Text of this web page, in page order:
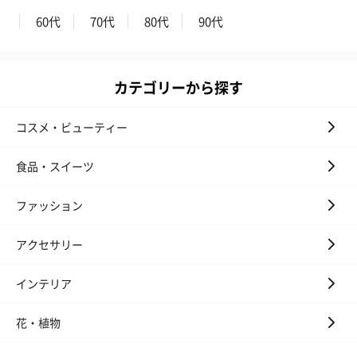
（2,390円）
ル）（1,760
紅茶・コーヒー・スイーツ
への＋αにおすすめです。
60代
70代 80代 90代
カテゴリーから探す
コスメ・ビューティー
食品・スイーツ
ファッション
アクセサリー
インテリア
花・植物